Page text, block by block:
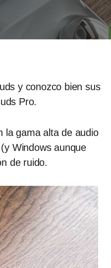
y conozco bien sus
Pro.
la gama alta de audio
Windows aunque
de ruido.